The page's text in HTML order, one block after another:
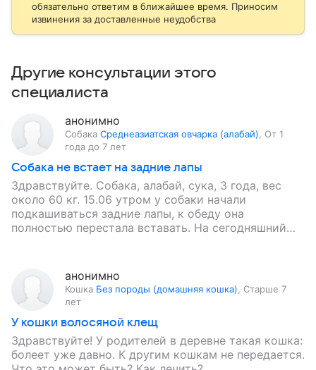
обязательно ответим в ближайшее время. Приносим
извинения за доставленные неудобства
Другие консультации этого
специалиста
анонимно
Собака Среднеазиатская овчарка (алабай)
От 1
года до 7 лет
Собака не встает на задние лапы
Здравствуйте. Собака, алабай, сука, 3 года, вес
около 60 кг. 15.06 утром у собаки начали
подкашиваться задние лапы, к обеду она
полностью перестала вставать. На сегодняшний
анонимно
Кошка Без породы (домашняя кошка)
Старше 7
лет
У кошки волосяной клещ
Здравствуйте! У родителей в деревне такая кошка:
болеет уже давно. К другим кошкам не передается.